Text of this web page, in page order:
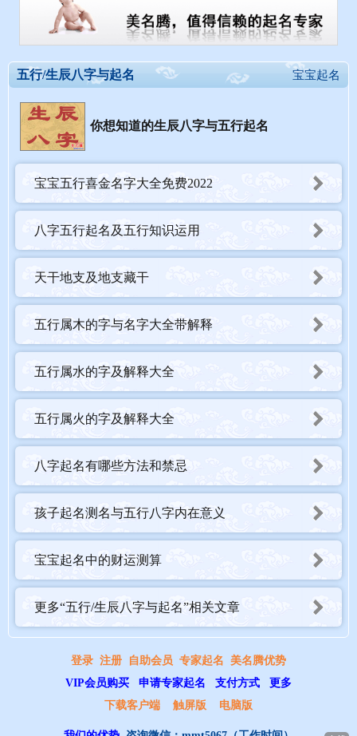
宝宝起名
五行/生辰八字与起名
你想知道的生辰八字与五行起名
宝宝五行喜金名字大全免费2022
八字五行起名及五行知识运用
天干地支及地支藏干
五行属木的字与名字大全带解释
五行属水的字及解释大全
五行属火的字及解释大全
八字起名有哪些方法和禁忌
孩子起名测名与五行八字内在意义
宝宝起名中的财运测算
更多“五行/生辰八字与起名”相关文章
登录 注册 自助会员 专家起名 美名腾优势
VIP会员购买
申请专家起名 支付方式
更多
下载客户端
触屏版 电脑版